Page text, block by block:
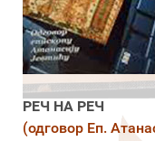
РЕЧ НА РЕЧ
(одговор Еп.